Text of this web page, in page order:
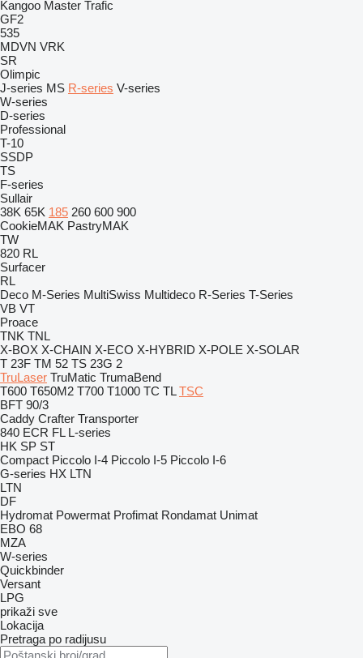
Kangoo Master Trafic
GF2
535
MDVN VRK
SR
Olimpic
J-series MS R-series V-series
W-series
D-series
Professional
T-10
SSDP
TS
F-series
Sullair
38K 65K 185 260 600 900
CookieMAK PastryMAK
TW
820 RL
Surfacer
RL
Deco M-Series MultiSwiss Multideco R-Series T-Series
VB VT
Proace
TNK TNL
X-BOX X-CHAIN X-ECO X-HYBRID X-POLE X-SOLAR
T 23F TM 52 TS 23G 2
TruLaser TruMatic TrumaBend
T600 T650M2 T700 T1000 TC TL TSC
BFT 90/3
Caddy Crafter Transporter
840 ECR FL L-series
HK SP ST
Compact Piccolo I-4 Piccolo I-5 Piccolo I-6
G-series HX LTN
LTN
DF
Hydromat Powermat Profimat Rondamat Unimat
EBO 68
MZA
W-series
Quickbinder
Versant
LPG
prikaži sve
Lokacija
Pretraga po radijusu